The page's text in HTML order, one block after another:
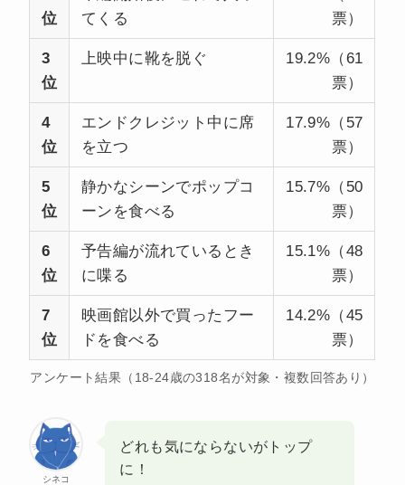
位
てくる
票）
3
位
上映中に靴を脱ぐ
19.2%（61
票）
4
位
エンドクレジット中に席
を立つ
17.9%（57
票）
5
位
静かなシーンでポップコ
ーンを食べる
15.7%（50
票）
6
位
予告編が流れているとき
に喋る
15.1%（48
票）
7
位
映画館以外で買ったフー
ドを食べる
14.2%（45
票）
アンケート結果（18-24歳の318名が対象・複数回答あり）
シネコ
どれも気にならないがトップ
に！